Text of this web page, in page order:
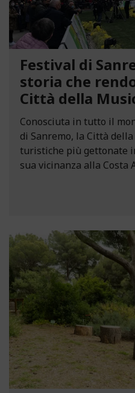
Festival di
storia che
Città della
Conosciuta in tutto il
di Sanremo, la Città
turistiche più gettonate
sua vicinanza alla Costa